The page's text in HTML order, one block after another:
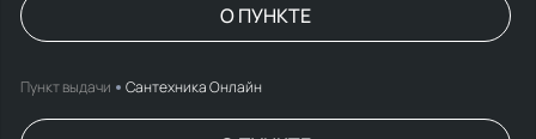
О ПУНКТЕ
Пункт выдачи Сантехника Онлайн